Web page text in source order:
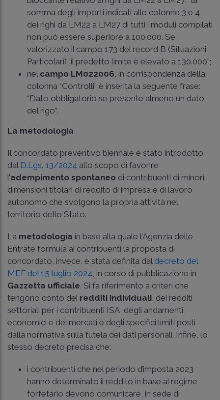
somma degli importi indicati alle colonne 3 e 4
dei righi da LM22 a LM27 di tutti i moduli compilati
non può essere superiore a 100.000. Se
valorizzato il campo 173 del record B (Situazioni
Particolari), il predetto limite è elevato a 130.000”;
nel campo LM022006 , in corrispondenza della
colonna “Controlli” è inserita la seguente frase:
“Dato obbligatorio se presente almeno un dato
del rigo”.
La metodologia
Il concordato preventivo biennale è stato introdotto
dal D.Lgs. 13/2024 allo scopo di favorire
l’adempimento spontaneo di contribuenti di minori
dimensioni titolari di reddito di impresa e di lavoro
autonomo che svolgono la propria attività nel
territorio dello Stato.
La metodologia in base alla quale l’Agenzia delle
Entrate formula ai contribuenti la proposta di
concordato, invece, è stata definita dal decreto del
MEF del 15 luglio 2024 , in corso di pubblicazione in
Gazzetta ufficiale. Si fa riferimento a criteri che
tengono conto dei redditi individuali , dei redditi
settoriali per i contribuenti ISA, degli andamenti
economici e dei mercati e degli specifici limiti posti
dalla normativa sulla tutela dei dati personali. Infine, lo
stesso decreto precisa che:
i contribuenti che nel periodo d’imposta 2023
hanno determinato il reddito in base al regime
forfetario devono comunicare, in sede di